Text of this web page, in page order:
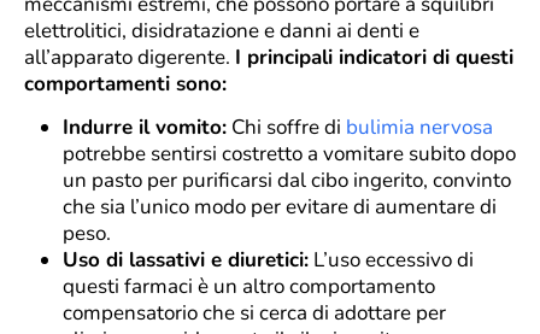
elettrolitici, disidratazione e danni ai denti e
all’apparato digerente. I principali indicatori di questi
comportamenti sono:
Indurre il vomito: Chi soffre di bulimia nervosa
potrebbe sentirsi costretto a vomitare subito dopo
un pasto per purificarsi dal cibo ingerito, convinto
che sia l’unico modo per evitare di aumentare di
peso.
Uso di lassativi e diuretici: L’uso eccessivo di
questi farmaci è un altro comportamento
compensatorio che si cerca di adottare per